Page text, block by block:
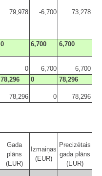
79,978 -6,700 73,278
0 6,700 6,700
0
6,700
6,700
78,296 0 78,296
78,296
0 78,296
Gada
plāns
(EUR)
Izmaiņas
(EUR)
Precizētais
gada plāns
(EUR)